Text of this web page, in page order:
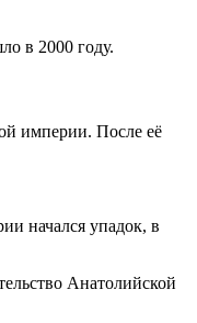
в 2000 году.
империи. После её
начался упадок, в
Анатолийской